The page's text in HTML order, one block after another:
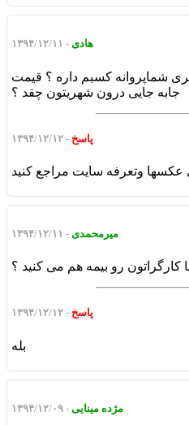
هادی - ۱۳۹۴/۱۲/۱۱
شماپروانه کسبم داره ؟ قیمت
جابه جایی درون شهریتون چقد ؟
پاسخ - ۱۳۹۴/۱۲/۱۲
عکسها وتعرفه سایت مراجع کنید
میرمحمدی - ۱۳۹۴/۱۲/۱۱
کارگراتون رو بیمه هم می کنید ؟
پاسخ - ۱۳۹۴/۱۲/۱۲
بله
مژده مینایی - ۱۳۹۴/۱۲/۰۹